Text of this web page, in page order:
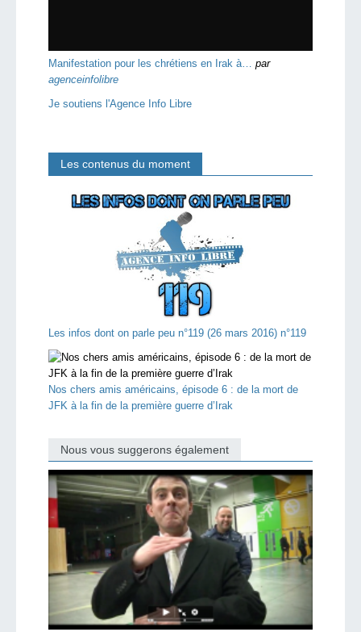
Manifestation pour les chrétiens en Irak à… par
agenceinfolibre
Je soutiens l'Agence Info Libre
Les contenus du moment
Les infos dont on parle peu n°119 (26 mars 2016) n°119
Nos chers amis américains, épisode 6 : de la mort de
JFK à la fin de la première guerre d’Irak
Nous vous suggerons également